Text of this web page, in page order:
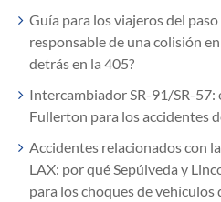
Guía para los viajeros del
responsable de una colisión
detrás en la 405?
Intercambiador SR-91/SR-
Fullerton para los accidentes
Accidentes relacionados con
LAX: por qué Sepúlveda y
para los choques de